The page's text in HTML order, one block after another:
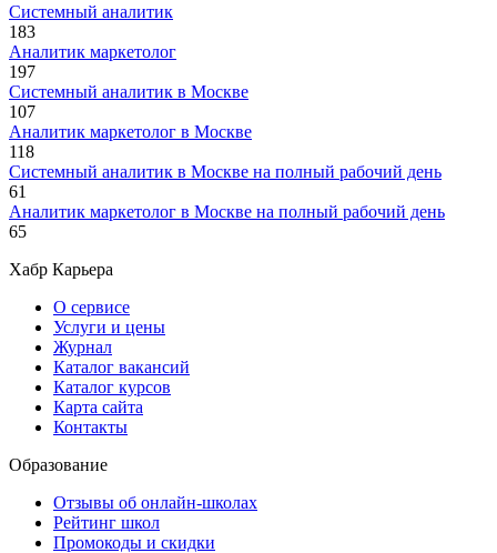
Системный аналитик
183
Аналитик маркетолог
197
Системный аналитик в Москве
107
Аналитик маркетолог в Москве
118
Системный аналитик в Москве на полный рабочий день
61
Аналитик маркетолог в Москве на полный рабочий день
65
Хабр Карьера
О сервисе
Услуги и цены
Журнал
Каталог вакансий
Каталог курсов
Карта сайта
Контакты
Образование
Отзывы об онлайн-школах
Рейтинг школ
Промокоды и скидки